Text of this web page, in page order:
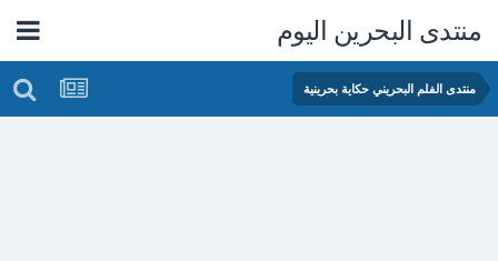
منتدى البحرين اليوم
منتدى الفلم البحريني حكاية بحرينية